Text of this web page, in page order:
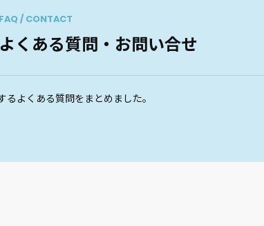
FAQ / CONTACT
よくある質問・お問い合せ
るよくある質問をまとめました。